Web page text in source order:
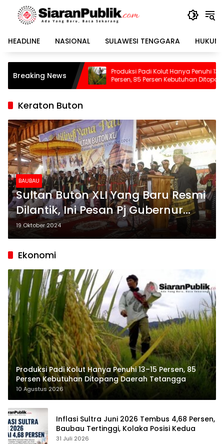
Langsung
konten
HEADLINE
NASIONAL SULAWESI TENGGARA HUKUM
Breaking NewsProduksi Padi Kolut Hanya Penuhi 13–15
Persen, 85 Persen Kebutuhan Ditopang
Daerah Tetangga
Dinas
Kadis
Keraton Buton
BAUBAU
Sultan Buton XLI Yang Baru Resmi
Dilantik, Ini Pesan Pj Gubernur
Sultra
19 Oktober 2024
Ekonomi
Produksi Padi Kolut Hanya Penuhi 13–15 Persen, 85
Persen Kebutuhan Ditopang Daerah Tetangga
10 Agustus 2026
Inflasi Sultra Juni 2026 Tembus 4,68 Persen,
Baubau Tertinggi, Kolaka Posisi Kedua
31 Juli 2026